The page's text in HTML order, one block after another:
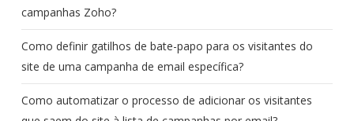
campanhas Zoho?
Como definir gatilhos de bate-papo para os visitantes do
site de uma campanha de email específica?
Como automatizar o processo de adicionar os visitantes